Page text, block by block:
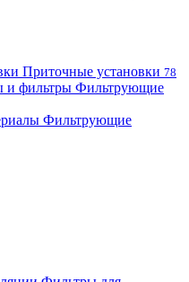
Приточные установки 78
Фильтрующие
Фильтрующие